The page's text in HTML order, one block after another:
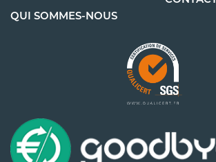
QUI SOMMES-NOUS